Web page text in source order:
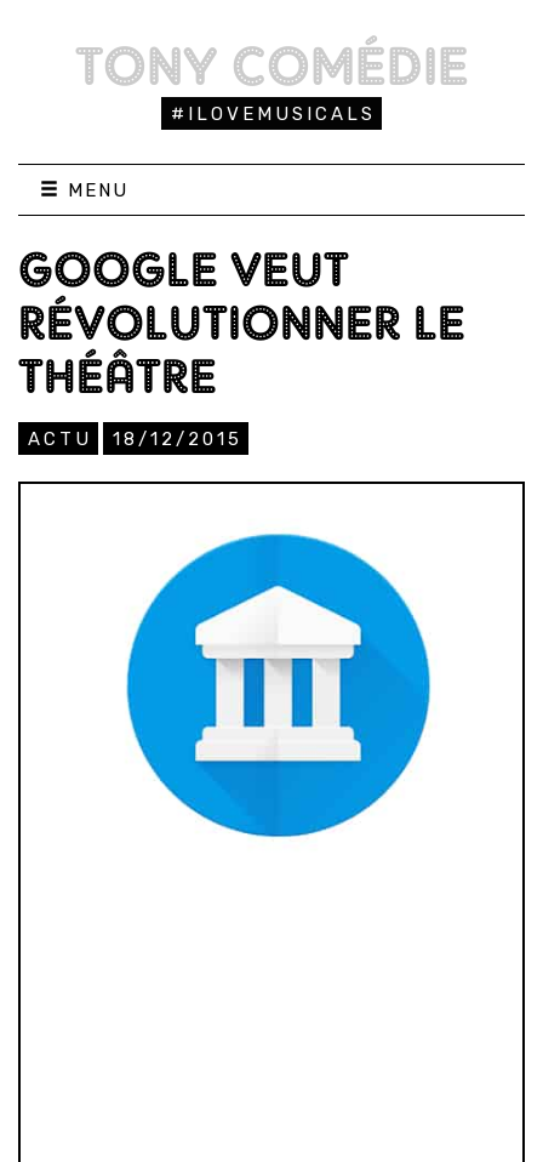
TONY COMÉDIE
#ILOVEMUSICALS
MENU
GOOGLE VEUT
RÉVOLUTIONNER LE
THÉÂTRE
ACTU 18/12/2015